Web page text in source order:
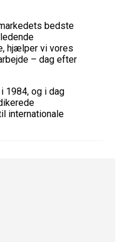
bedste
hjælper vi vores
– dag efter
1984, og i dag
internationale